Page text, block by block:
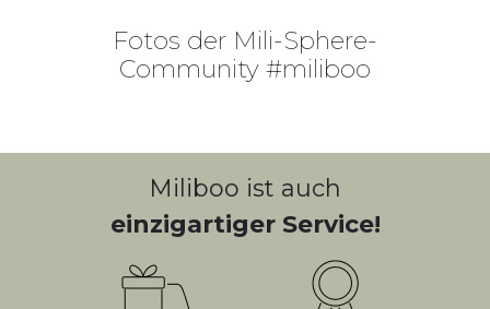
Fotos der Mili-Sphere-
Community #miliboo
Miliboo ist auch
einzigartiger Service!